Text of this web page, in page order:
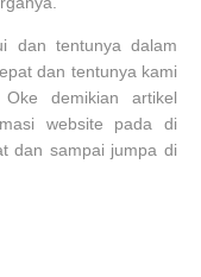
dan tentunya dalam
dan tentunya kami
Oke demikian artikel
website pada di
dan sampai jumpa di